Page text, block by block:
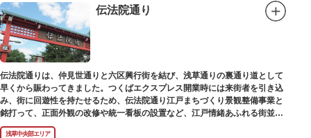
伝法院通り
伝法院通りは、仲見世通りと六区興行街を結び、浅草通りの裏通り道として
早くから賑わってきました。つくばエクスプレス開業時には来街者を引き込
み、街に回遊性を持たせるため、伝法院通り江戸まちづくり景観整備事業と
銘打って、正面外観の改修や統一看板の設置など、江戸情緒あふれる街並み
を再現する景観整備を進めてきました。
浅草中央部エリア